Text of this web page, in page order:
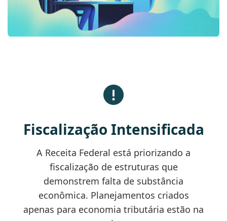
Fiscalização Intensificada
A Receita Federal está priorizando a
fiscalização de estruturas que
demonstrem falta de substância
econômica. Planejamentos criados
apenas para economia tributária estão na